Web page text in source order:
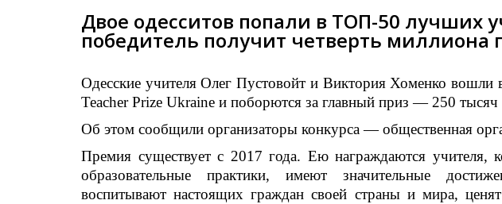
Двое одесситов попали в ТОП-50 лучших
победитель получит четверть миллиона
Одесские учителя Олег Пустовойт и Виктория Хоменко
Teacher Prize Ukraine и поборются за главный приз — 250 тысяч
Об этом сообщили организаторы конкурса — общественная
Премия существует с 2017 года. Ею награждаются учителя,
образовательные практики, имеют значительные
воспитывают настоящих граждан своей страны и мира,